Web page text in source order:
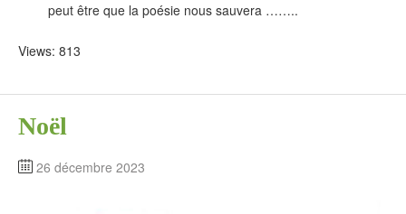
peut être que la poésie nous sauvera ……..
Views: 813
Noël
26 décembre 2023